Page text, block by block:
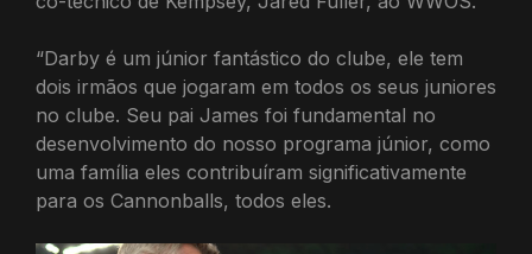
“Darby é um júnior fantástico do clube, ele tem
dois irmãos que jogaram em todos os seus juniores
no clube. Seu pai James foi fundamental no
desenvolvimento do nosso programa júnior, como
uma família eles contribuíram significativamente
para os Cannonballs, todos eles.